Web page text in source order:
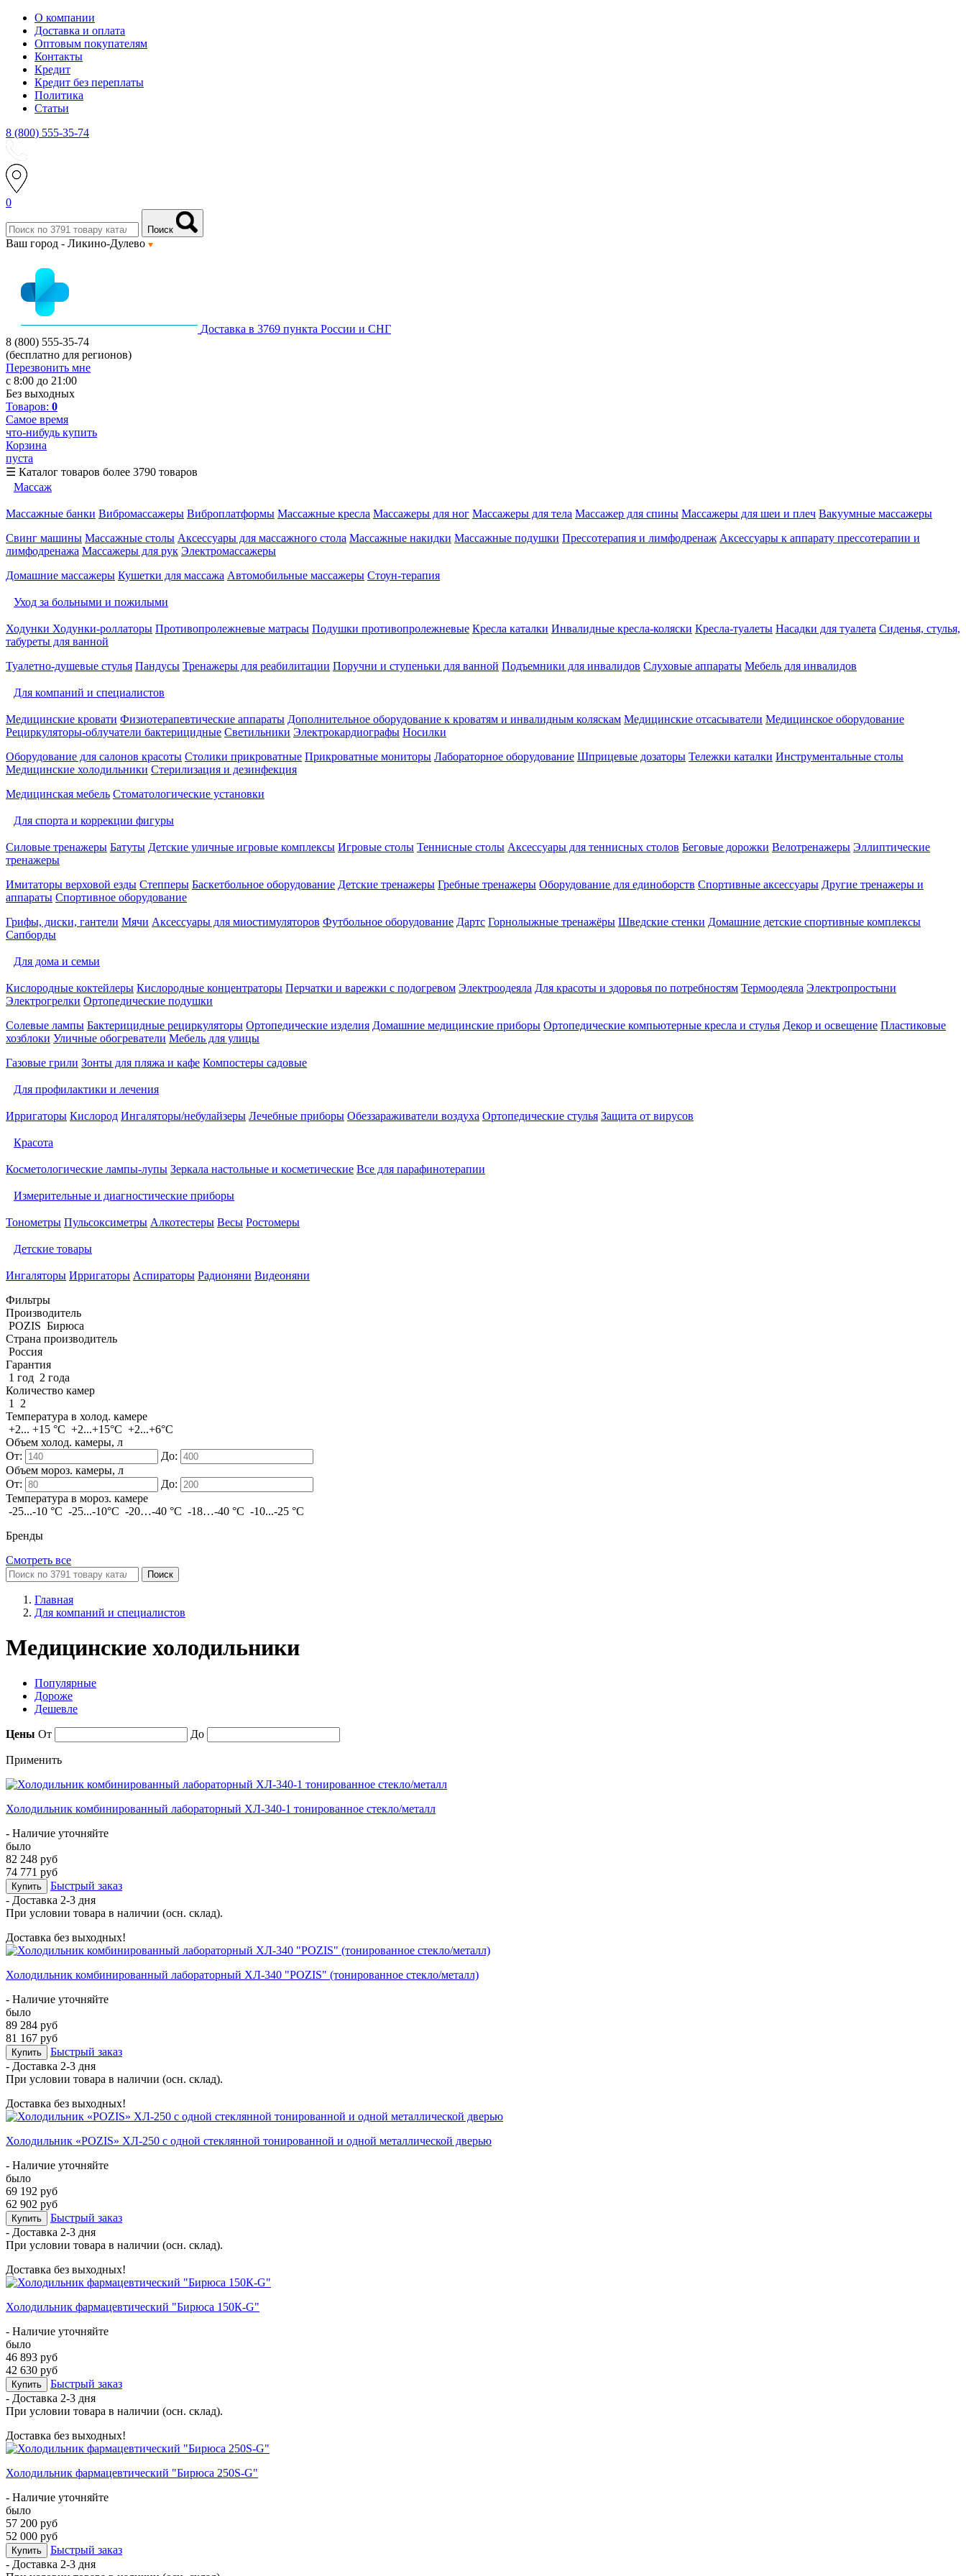
О компании
Доставка и оплата
Оптовым покупателям
Контакты
Кредит
Кредит без переплаты
Политика
Статьи
8 (800) 555-35-74
0
Поиск
Ваш город - Ликино-Дулево
Доставка в 3769 пункта России и СНГ
8 (800) 555-35-74
(бесплатно для регионов)
Перезвонить мне
с 8:00 до 21:00
Без выходных
Товаров: 0
Самое время
что-нибудь купить
Корзина
пуста
☰ Каталог товаров более 3790 товаров
Массаж
Массажные банки Вибромассажеры Виброплатформы Массажные кресла Массажеры для ног Массажеры для тела Массажер для спины Массажеры для шеи и плеч Вакуумные массажеры
Свинг машины Массажные столы Аксессуары для массажного стола Массажные накидки Массажные подушки Прессотерапия и лимфодренаж Аксессуары к аппарату прессотерапии и
лимфодренажа Массажеры для рук Электромассажеры
Домашние массажеры Кушетки для массажа Автомобильные массажеры Стоун-терапия
Уход за больными и пожилыми
Ходунки Ходунки-роллаторы Противопролежневые матрасы Подушки противопролежневые Кресла каталки Инвалидные кресла-коляски Кресла-туалеты Насадки для туалета Сиденья, стулья,
табуреты для ванной
Туалетно-душевые стулья Пандусы Тренажеры для реабилитации Поручни и ступеньки для ванной Подъемники для инвалидов Слуховые аппараты Мебель для инвалидов
Для компаний и специалистов
Медицинские кровати Физиотерапевтические аппараты Дополнительное оборудование к кроватям и инвалидным коляскам Медицинские отсасыватели Медицинское оборудование
Рециркуляторы-облучатели бактерицидные Светильники Электрокардиографы Носилки
Оборудование для салонов красоты Столики прикроватные Прикроватные мониторы Лабораторное оборудование Шприцевые дозаторы Тележки каталки Инструментальные столы
Медицинские холодильники Стерилизация и дезинфекция
Медицинская мебель Стоматологические установки
Для спорта и коррекции фигуры
Силовые тренажеры Батуты Детские уличные игровые комплексы Игровые столы Теннисные столы Аксессуары для теннисных столов Беговые дорожки Велотренажеры Эллиптические
тренажеры
Имитаторы верховой езды Степперы Баскетбольное оборудование Детские тренажеры Гребные тренажеры Оборудование для единоборств Спортивные аксессуары Другие тренажеры и
аппараты Спортивное оборудование
Грифы, диски, гантели Мячи Аксессуары для миостимуляторов Футбольное оборудование Дартс Горнолыжные тренажёры Шведские стенки Домашние детские спортивные комплексы
Сапборды
Для дома и семьи
Кислородные коктейлеры Кислородные концентраторы Перчатки и варежки с подогревом Электроодеяла Для красоты и здоровья по потребностям Термоодеяла Электропростыни
Электрогрелки Ортопедические подушки
Солевые лампы Бактерицидные рециркуляторы Ортопедические изделия Домашние медицинские приборы Ортопедические компьютерные кресла и стулья Декор и освещение Пластиковые
хозблоки Уличные обогреватели Мебель для улицы
Газовые грили Зонты для пляжа и кафе Компостеры садовые
Для профилактики и лечения
Ирригаторы Кислород Ингаляторы/небулайзеры Лечебные приборы Обеззараживатели воздуха Ортопедические стулья Защита от вирусов
Красота
Косметологические лампы-лупы Зеркала настольные и косметические Все для парафинотерапии
Измерительные и диагностические приборы
Тонометры Пульсоксиметры Алкотестеры Весы Ростомеры
Детские товары
Ингаляторы Ирригаторы Аспираторы Радионяни Видеоняни
Фильтры
Производитель
POZIS Бирюса
Страна производитель
Россия
Гарантия
1 год 2 года
Количество камер
1
2
Температура в холод. камере
+2... +15 °C +2...+15°C +2...+6°С
Объем холод. камеры, л
От:
До:
Объем мороз. камеры, л
От:
До:
Температура в мороз. камере
-25...-10 °C -25...-10°C -20…-40 °C -18…-40 °C -10...-25 °С
Бренды
Смотреть все
Поиск
Главная
Для компаний и специалистов
Медицинские холодильники
Популярные
Дороже
Дешевле
Цены От До
Применить
Холодильник комбинированный лабораторный ХЛ-340-1 тонированное стекло/металл
- Наличие уточняйте
было
82 248 руб
74 771 руб
Купить
Быстрый заказ
- Доставка 2-3 дня
При условии товара в наличии (осн. склад).
Доставка без выходных!
Холодильник комбинированный лабораторный ХЛ-340 "POZIS" (тонированное стекло/металл)
- Наличие уточняйте
было
89 284 руб
81 167 руб
Купить
Быстрый заказ
- Доставка 2-3 дня
При условии товара в наличии (осн. склад).
Доставка без выходных!
Холодильник «POZIS» ХЛ-250 с одной стеклянной тонированной и одной металлической дверью
- Наличие уточняйте
было
69 192 руб
62 902 руб
Купить
Быстрый заказ
- Доставка 2-3 дня
При условии товара в наличии (осн. склад).
Доставка без выходных!
Холодильник фармацевтический "Бирюса 150К-G"
- Наличие уточняйте
было
46 893 руб
42 630 руб
Купить
Быстрый заказ
- Доставка 2-3 дня
При условии товара в наличии (осн. склад).
Доставка без выходных!
Холодильник фармацевтический "Бирюса 250S-G"
- Наличие уточняйте
было
57 200 руб
52 000 руб
Купить
Быстрый заказ
- Доставка 2-3 дня